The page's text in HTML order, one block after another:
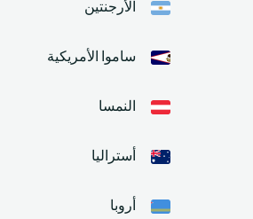
الأرجنتين
ساموا الأمريكية
النمسا
أستراليا
أروبا